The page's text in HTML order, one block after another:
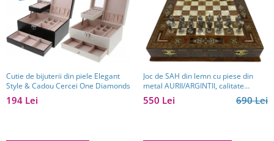
Cutie de bijuterii din piele Elegant
Style & Cadou Cercei One Diamonds
194 Lei
Joc de SAH din lemn cu piese din
metal AURII/ARGINTII, calitate
premium
690 Lei
550 Lei